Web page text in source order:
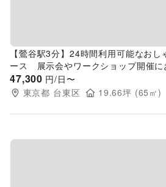
【鶯谷駅3分】24時間利用可能なお
ース 展示会やワークショップ開催に
47,300 円/日〜
東京都 台東区 19.66坪 (65 ㎡)